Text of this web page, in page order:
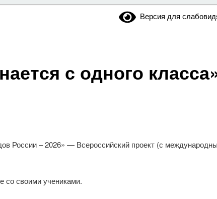
Версия дляНавигация
← Предыдущая
с одного
России – 2026» — Всероссийский проект (с
со своими учениками.